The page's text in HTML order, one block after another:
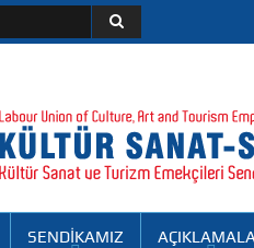
SENDİKAMIZ